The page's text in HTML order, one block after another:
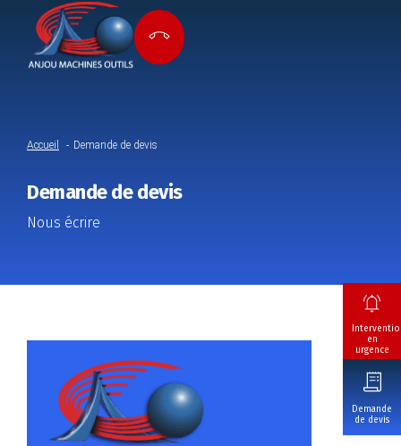
en
urgence
Demande
de devis
Accueil Demande de devis
Demande de devis
Nous écrire